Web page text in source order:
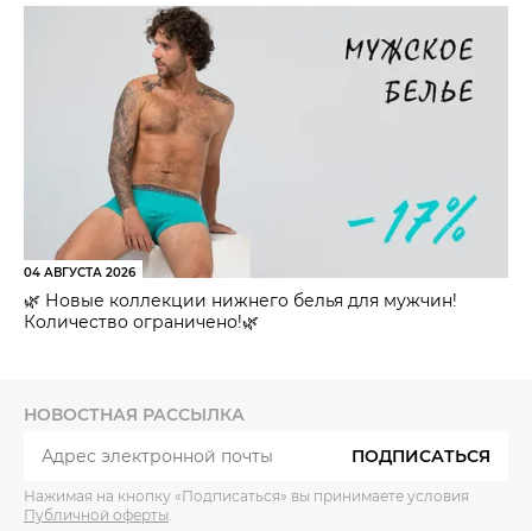
04 АВГУСТА 2026
🌿 Новые коллекции нижнего белья для мужчин!
Количество ограничено!🌿
НОВОСТНАЯ РАССЫЛКА
ПОДПИСАТЬСЯ
Нажимая на кнопку «Подписаться» вы принимаете условия
Публичной оферты